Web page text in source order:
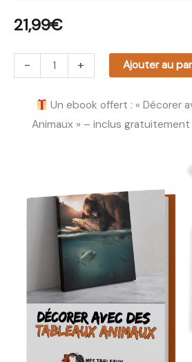
21,99€
- + Ajouter au
Un ebook offert : « Décorer
Animaux » – inclus